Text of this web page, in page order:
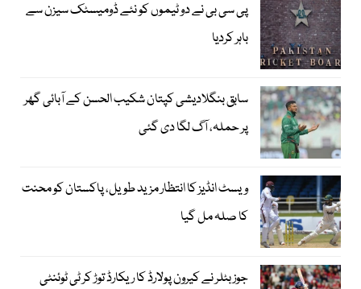
پی سی بی نے دو ٹیموں کو نئے ڈومیسٹک سیزن سے
باہر کردیا
سابق بنگلادیشی کپتان شکیب الحسن کے آبائی گھر
پر حملہ، آگ لگا دی گئی
ویسٹ انڈیز کا انتظار مزید طویل، پاکستان کو محنت
کا صلہ مل گیا
جوز بٹلر نے کیرون پولارڈ کا ریکارڈ توڑ کر ٹی ٹوئنٹی